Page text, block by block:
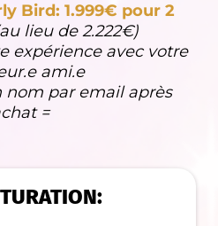
Bird: 1.999€ pour 2
lieu de 2.222€)
expérience avec votre
ami.e
nom par email après
=